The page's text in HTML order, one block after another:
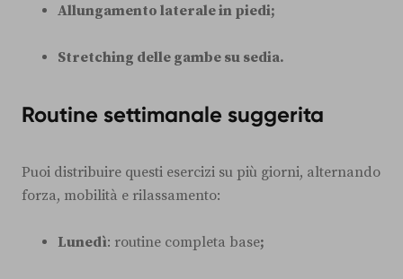
Allungamento laterale in piedi;
Stretching delle gambe su sedia.
Routine settimanale suggerita
Puoi distribuire questi esercizi su più giorni, alternando
forza, mobilità e rilassamento:
Lunedì: routine completa base;